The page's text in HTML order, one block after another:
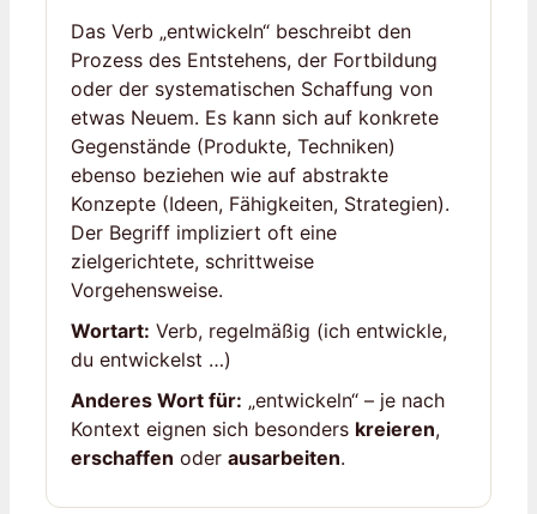
Das Verb „entwickeln“ beschreibt den
Prozess des Entstehens, der Fortbildung
oder der systematischen Schaffung von
etwas Neuem. Es kann sich auf konkrete
Gegenstände (Produkte, Techniken)
ebenso beziehen wie auf abstrakte
Konzepte (Ideen, Fähigkeiten, Strategien).
Der Begriff impliziert oft eine
zielgerichtete, schrittweise
Vorgehensweise.
Wortart: Verb, regelmäßig (ich entwickle,
du entwickelst …)
Anderes Wort für: „entwickeln“ – je nach
Kontext eignen sich besonders kreieren,
erschaffen oder ausarbeiten.